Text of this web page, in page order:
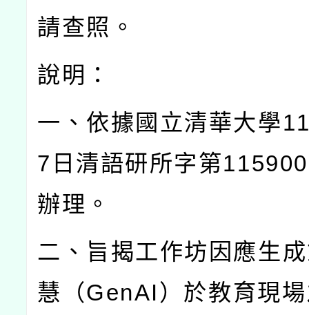
請查照。
說明：
一、依據國立清華大學
7 日清語研所字第
辦理。
二、旨揭工作坊因應生
慧（GenAI ）於教育現